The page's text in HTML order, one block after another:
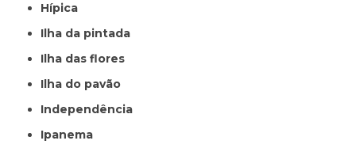
Hípica
Ilha da pintada
Ilha das flores
Ilha do pavão
Independência
Ipanema